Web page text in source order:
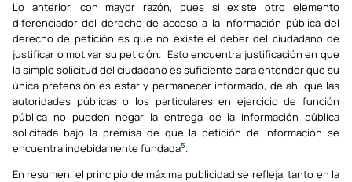
Lo anterior, con mayor razón, pues si existe otro elemento
diferenciador del derecho de acceso a la información pública del
derecho de petición es que no existe el deber del ciudadano de
justificar o motivar su petición. Esto encuentra justificación en que
la simple solicitud del ciudadano es suficiente para entender que su
única pretensión es estar y permanecer informado, de ahí que las
autoridades públicas o los particulares en ejercicio de función
pública no pueden negar la entrega de la información pública
solicitada bajo la premisa de que la petición de información se
encuentra indebidamente fundada5.
En resumen, el principio de máxima publicidad se refleja, tanto en la